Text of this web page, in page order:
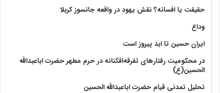
حقیقت یا افسانه؟‌ نقش یهود در واقعه جانسوز کربلا
وداع
ایران حسین تا ابد پیروز است
در محکومیت رفتارهای تفرقه‌افکنانه در حرم مطهر حضرت اباعبدالله
الحسین(ع)
تحلیل تمدنی قیام حضرت اباعبدالله الحسین